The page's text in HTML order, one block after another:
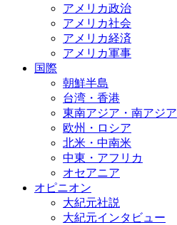
アメリカ政治
アメリカ社会
アメリカ経済
アメリカ軍事
国際
朝鮮半島
台湾・香港
東南アジア・南アジア
欧州・ロシア
北米・中南米
中東・アフリカ
オセアニア
オピニオン
大紀元社説
大紀元インタビュー